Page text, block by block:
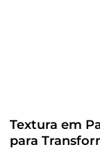
Textura em
para